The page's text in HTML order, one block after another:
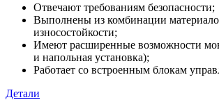
Отвечают требованиям безопасности;
Выполнены из комбинации
износостойкости;
Имеют расширенные возможности
и напольная установка);
Работает со встроенным блокам
Детали